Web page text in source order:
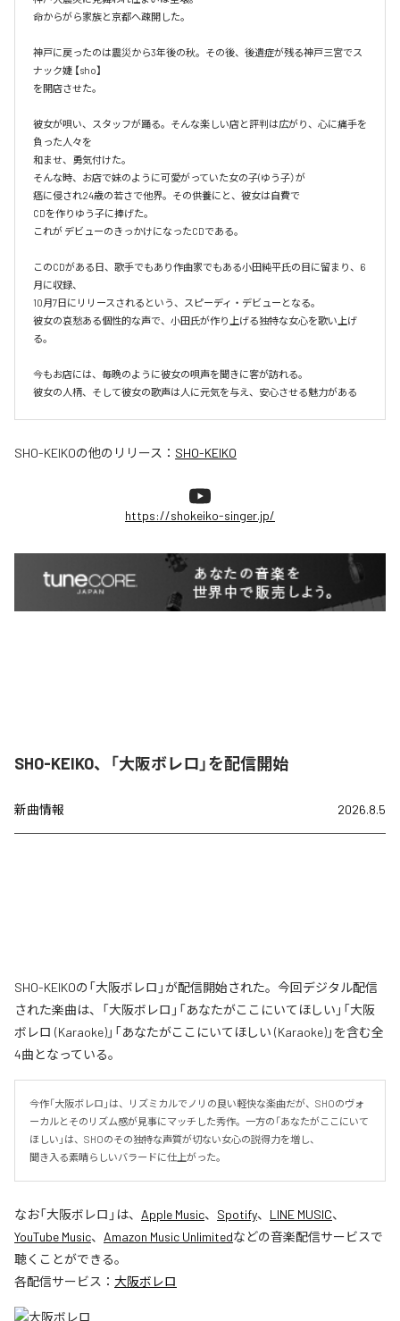
命からがら家族と京都へ疎開した。
神戸に戻ったのは震災から3年後の秋。その後、後遺症が残る神戸三宮でス
ナック婕 【sho】
を開店させた。
彼女が唄い、スタッフが踊る。そんな楽しい店と評判は広がり、心に痛手を
負った人々を
和ませ、勇気付けた。
そんな時、お店で妹のように可愛がっていた女の子(ゆう子）が
癌に侵され24歳の若さで他界。その供養にと、彼女は自費で
CDを作りゆう子に捧げた。
これが デビューのきっかけになったCDである。
このCDがある日、歌手でもあり作曲家でもある小田純平氏の目に留まり、6
月に収録、
10月7日にリリースされるという、スピーディ・デビューとなる。
彼女の哀愁ある個性的な声で、小田氏が作り上げる独特な女心を歌い上げ
る。
今もお店には、毎晩のように彼女の唄声を聞きに客が訪れる。
彼女の人柄、そして彼女の歌声は人に元気を与え、安心させる魅力がある
SHO-KEIKOの他のリリース： SHO-KEIKO
https://shokeiko-singer.jp/
SHO-KEIKO、「大阪ボレロ」を配信開始
新曲情報 2026.8.5
SHO-KEIKOの「大阪ボレロ」が配信開始された。今回デジタル配信
された楽曲は、「大阪ボレロ」「あなたがここにいてほしい」「大阪
ボレロ (Karaoke)」「あなたがここにいてほしい (Karaoke)」を含む全
4曲となっている。
今作「大阪ボレロ」は、リズミカルでノリの良い軽快な楽曲だが、SHOのヴォ
ーカルとそのリズム感が見事にマッチした秀作。一方の「あなたがここにいて
ほしい」は、SHOのその独特な声質が切ない女心の説得力を増し、
聞き入る素晴らしいバラードに仕上がった。
なお「大阪ボレロ 」は、 Apple Music、 Spotify、 LINE MUSIC、
YouTube Music、 Amazon Music Unlimitedなどの音楽配信サービスで
聴くことができる。
各配信サービス： 大阪ボレロ